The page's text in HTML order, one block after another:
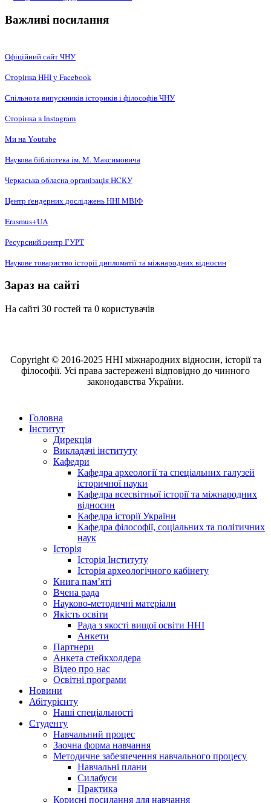
Важливі посилання
Офіційний сайт ЧНУ
Сторінка ННІ у Facebook
Спільнота випускників істориків і філософів ЧНУ
Сторінка в Instagram
Ми на Youtube
Наукова бібліотека ім. М. Максимовича
Черкаська обласна організація НCКУ
Центр ґендерних досліджень ННІ МВІФ
Erasmus+UA
Ресурсний центр ГУРТ
Наукове товариство історії дипломатії та міжнародних відносин
Зараз на сайті
На сайті 30 гостей та 0 користувачів
Copyright © 2016-2025 ННІ міжнародних відносин, історії та
філософії. Усі права застережені відповідно до чинного
законодавства України.
Головна
Інститут
Дирекція
Викладачі інституту
Кафедри
Кафедра археології та спеціальних галузей
історичної науки
Кафедра всесвітньої історії та міжнародних
відносин
Кафедра історії України
Кафедра філософії, соціальних та політичних
наук
Історія
Історія Інституту
Історія археологічного кабінету
Книга памʼяті
Вчена рада
Науково-методичні матеріали
Якість освіти
Рада з якості вищої освіти ННІ
Анкети
Партнери
Анкета стейкхолдера
Відео про нас
Освітні програми
Hовини
Абітурієнту
Наші спеціальності
Студенту
Навчальний процес
Заочна форма навчання
Методичне забезпечення навчального процесу
Навчальні плани
Силабуси
Практика
Корисні посилання для навчання